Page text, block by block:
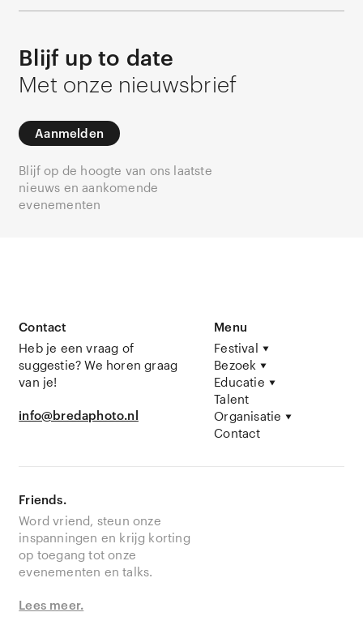
Blijf up to date
Met onze nieuwsbrief
Aanmelden
Blijf op de hoogte van ons laatste
nieuws en aankomende
evenementen
Contact
Heb je een vraag of
suggestie? We horen graag
van je!
info@bredaphoto.nl
Menu
Festival
Bezoek
Educatie
Talent
Organisatie
Contact
Friends.
Word vriend, steun onze
inspanningen en krijg korting
op toegang tot onze
evenementen en talks.
Lees meer.